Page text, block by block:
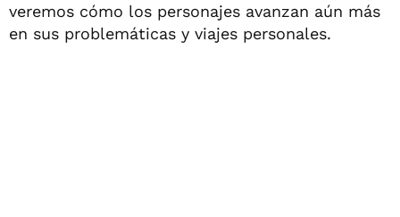
veremos cómo los personajes avanzan aún más
en sus problemáticas y viajes personales.